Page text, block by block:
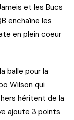
et les Bucs
enchaîne les
en plein coeur
balle pour la
Wilson qui
héritent de la
ajoute 3 points